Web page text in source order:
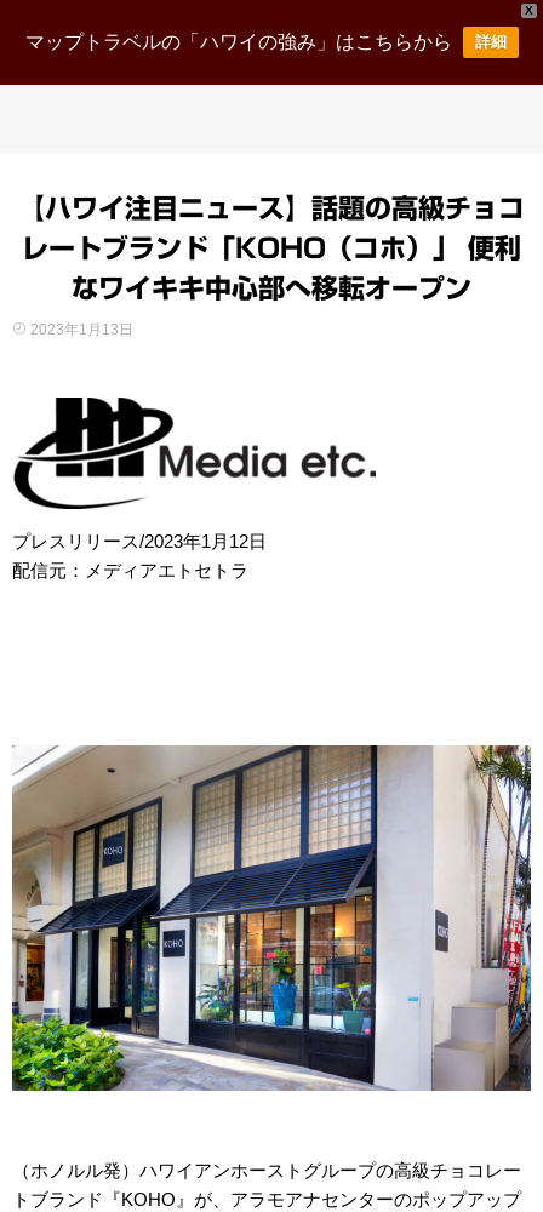
X
マップトラベルの「ハワイの強み」はこちらから 詳細
【ハワイ注目ニュース】話題の高級チョコ
レートブランド「KOHO（コホ）」 便利
なワイキキ中心部へ移転オープン
2023年1月13日
プレスリリース/2023年1月12日
配信元：メディアエトセトラ
（ホノルル発）ハワイアンホーストグループの高級チョコレー
トブランド『KOHO』が、アラモアナセンターのポップアップ